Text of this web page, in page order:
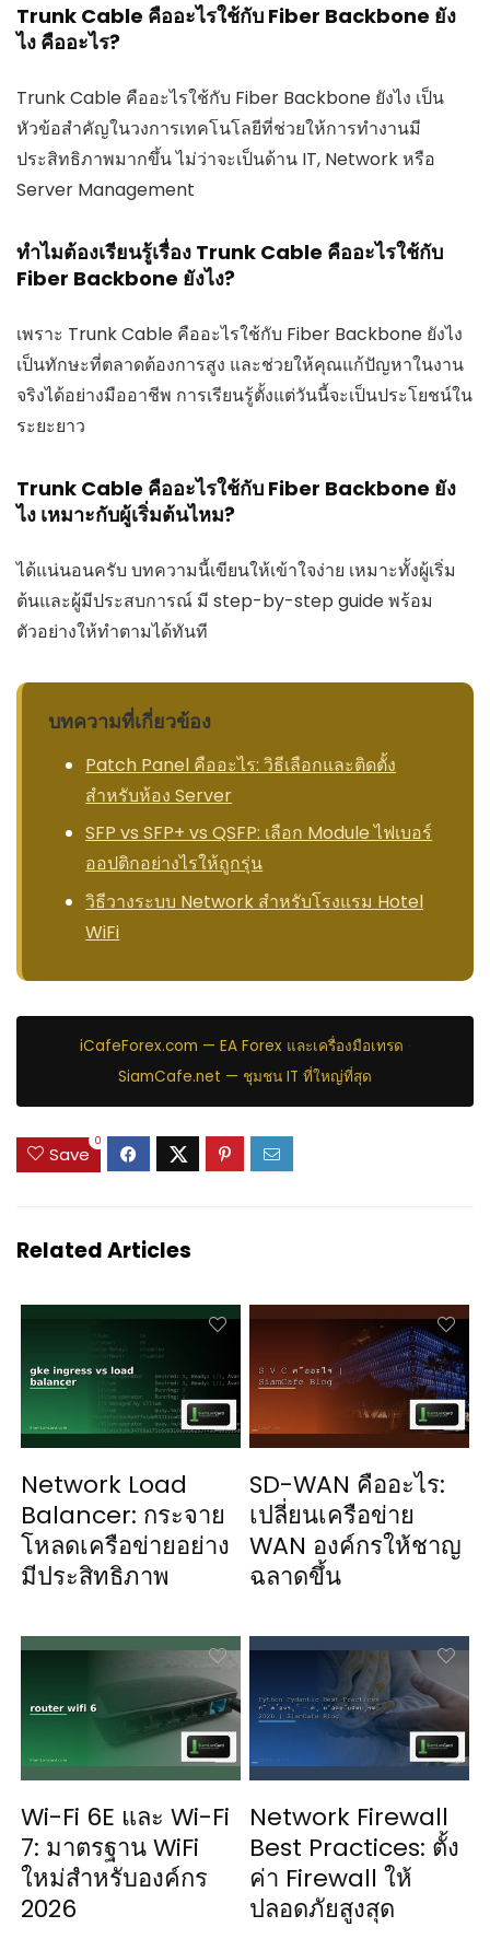
Trunk Cable คืออะไรใช้กับ Fiber Backbone ยัง
ไง คืออะไร?
Trunk Cable คืออะไรใช้กับ Fiber Backbone ยังไง เป็น
หัวข้อสำคัญในวงการเทคโนโลยีที่ช่วยให้การทำงานมี
ประสิทธิภาพมากขึ้น ไม่ว่าจะเป็นด้าน IT, Network หรือ
Server Management
ทำไมต้องเรียนรู้เรื่อง Trunk Cable คืออะไรใช้กับ
Fiber Backbone ยังไง?
เพราะ Trunk Cable คืออะไรใช้กับ Fiber Backbone ยังไง
เป็นทักษะที่ตลาดต้องการสูง และช่วยให้คุณแก้ปัญหาในงาน
จริงได้อย่างมืออาชีพ การเรียนรู้ตั้งแต่วันนี้จะเป็นประโยชน์ใน
ระยะยาว
Trunk Cable คืออะไรใช้กับ Fiber Backbone ยัง
ไง เหมาะกับผู้เริ่มต้นไหม?
ได้แน่นอนครับ บทความนี้เขียนให้เข้าใจง่าย เหมาะทั้งผู้เริ่ม
ต้นและผู้มีประสบการณ์ มี step-by-step guide พร้อม
ตัวอย่างให้ทำตามได้ทันที
บทความที่เกี่ยวข้อง
Patch Panel คืออะไร: วิธีเลือกและติดตั้ง
สำหรับห้อง Server
SFP vs SFP+ vs QSFP: เลือก Module ไฟเบอร์
ออปติกอย่างไรให้ถูกรุ่น
วิธีวางระบบ Network สำหรับโรงแรม Hotel
WiFi
iCafeForex.com — EA Forex และเครื่องมือเทรด ·
SiamCafe.net — ชุมชน IT ที่ใหญ่ที่สุด
Save
0
Related Articles
Network Load
Balancer: กระจาย
โหลดเครือข่ายอย่าง
มีประสิทธิภาพ
SD-WAN คืออะไร:
เปลี่ยนเครือข่าย
WAN องค์กรให้ชาญ
ฉลาดขึ้น
Wi-Fi 6E และ Wi-Fi
7: มาตรฐาน WiFi
ใหม่สำหรับองค์กร
2026
Network Firewall
Best Practices: ตั้ง
ค่า Firewall ให้
ปลอดภัยสูงสุด